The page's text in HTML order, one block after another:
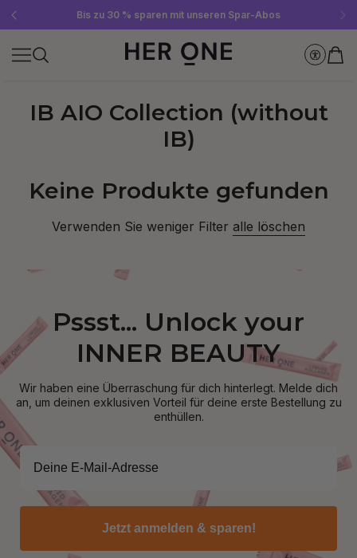
Gratis SLEEP WELL ab 69 € MBW - nur solange der Vorrat reicht!
Jetzt Newsletter abonnieren und 10 €-Gutschein sichern
Bis zu 30 % sparen mit unseren Spar-Abos
IB AIO Collection (without
IB)
Keine Produkte gefunden
Verwenden Sie weniger Filter alle löschen
Pssst... Unlock your
INNER BEAUTY
Wir haben eine Überraschung für dich hinterlegt. Melde dich
an, um deinen exklusiven Vorteil für deine erste Bestellung zu
enthüllen.
Jetzt anmelden & sparen!